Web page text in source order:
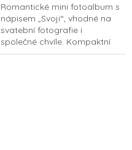
Romantické mini fotoalbum s
nápisem „Svoji“, vhodné na
svatební fotografie i
společné chvíle. Kompaktní
formát A6 na výšku, 15 listů